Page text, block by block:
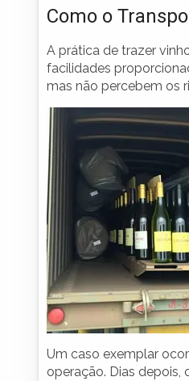
Como o
A prática de trazer
facilidades
mas não percebem os
Um caso exemplar
operação. Dias depois,